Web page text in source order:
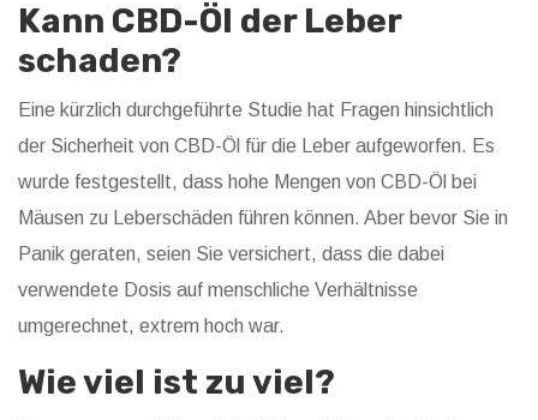
Kann CBD-Öl der Leber
schaden?
Eine kürzlich durchgeführte Studie hat Fragen hinsichtlich
der Sicherheit von CBD-Öl für die Leber aufgeworfen. Es
wurde festgestellt, dass hohe Mengen von CBD-Öl bei
Mäusen zu Leberschäden führen können. Aber bevor Sie in
Panik geraten, seien Sie versichert, dass die dabei
verwendete Dosis auf menschliche Verhältnisse
umgerechnet, extrem hoch war.
Wie viel ist zu viel?